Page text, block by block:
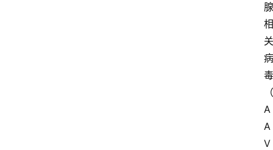
腺
相
关
病
毒
（
A
A
V